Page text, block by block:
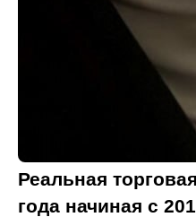
Реальная
года начиная с